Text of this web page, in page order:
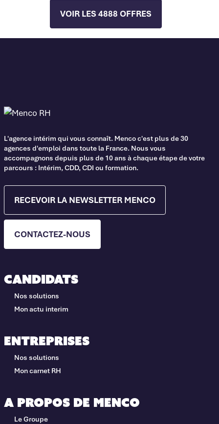
VOIR LES 4888 OFFRES
L'agence intérim qui vous connaît. Menco c'est plus de 30
agences d'emploi dans toute la France. Nous vous
accompagnons depuis plus de 10 ans à chaque étape de votre
parcours : Intérim, CDD, CDI ou formation.
RECEVOIR LA NEWSLETTER MENCO
CONTACTEZ-NOUS
Candidats
Nos solutions
Mon actu interim
Entreprises
Nos solutions
Mon carnet RH
A propos de Menco
Le Groupe